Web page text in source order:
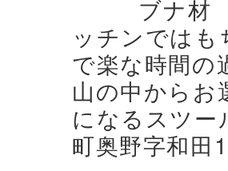
ブナ材
ッチンでは
で楽な時間の
山の中から
になるスツー
町奥野字和